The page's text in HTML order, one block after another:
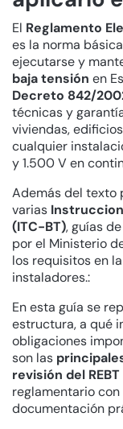
El Reglamento
es la norma
ejecutarse y
baja tensión en
Decreto 842/
técnicas y
viviendas,
cualquier
y 1.500 V en
Además del texto
varias
(ITC-BT), guías
por el Ministerio
los requisitos en
instaladores.:
En esta guía se
estructura, a qué
obligaciones
son las
revisión del
reglamentario
documentación